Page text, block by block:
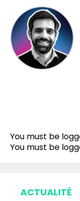
You must be
You must be
ACTUALITÉ